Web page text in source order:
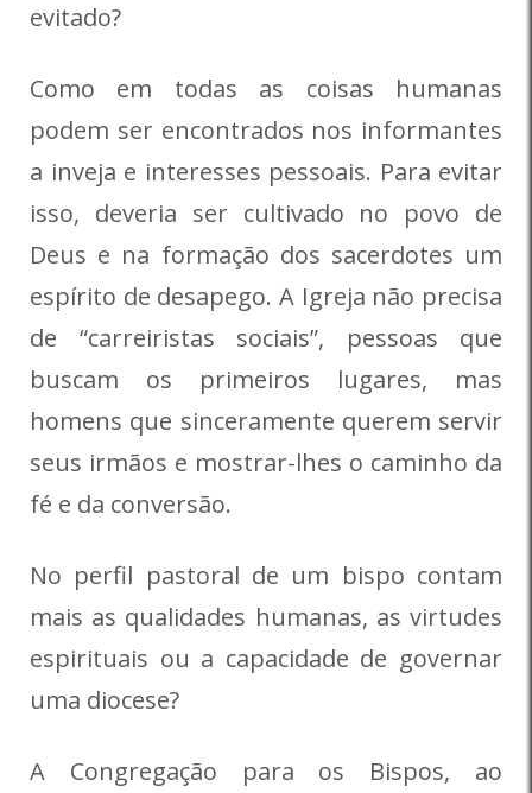
evitado?
Como em todas as coisas humanas
podem ser encontrados nos informantes
a inveja e interesses pessoais. Para evitar
isso, deveria ser cultivado no povo de
Deus e na formação dos sacerdotes um
espírito de desapego. A Igreja não precisa
de “carreiristas sociais”, pessoas que
buscam os primeiros lugares, mas
homens que sinceramente querem servir
seus irmãos e mostrar-lhes o caminho da
fé e da conversão.
No perfil pastoral de um bispo contam
mais as qualidades humanas, as virtudes
espirituais ou a capacidade de governar
uma diocese?
A Congregação para os Bispos, ao